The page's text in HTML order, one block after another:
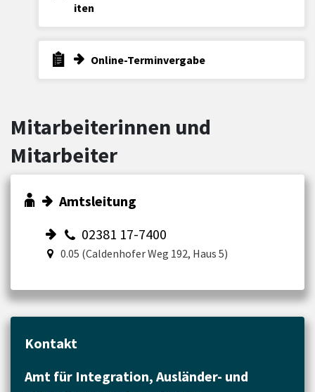
iten
Online-Terminvergabe
Mitarbeiterinnen und
Mitarbeiter
Amtsleitung
02381 17-7400
0.05 (Caldenhofer Weg 192, Haus 5)
Kontakt
Amt für Integration, Ausländer- und